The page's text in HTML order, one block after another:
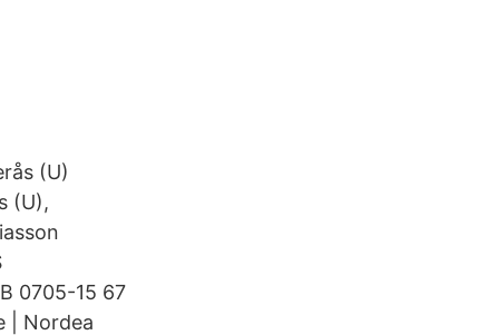
(U)
(U),
0705-15 67
| Nordea